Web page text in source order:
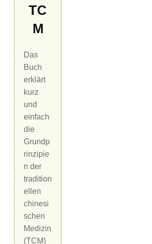
TC
M
Das
Buch
erklärt
kurz
und
einfach
die
Grundp
rinzipie
n der
tradition
ellen
chinesi
schen
Medizin
(TCM)